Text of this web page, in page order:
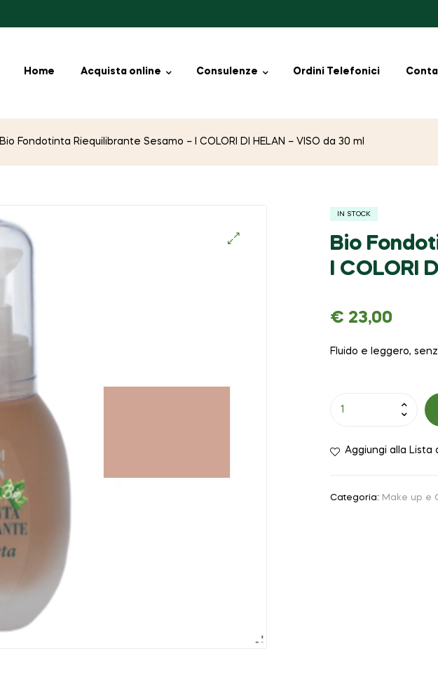
Home Acquista online Consulenze Ordini Telefonici
Bio Fondotinta Riequilibrante Sesamo – I COLORI DI HELAN – VISO da 30 ml
IN STOCK
Bio
I COLORI
€ 23,00
Fluido e leggero,
Aggiungi alla Lista
Categoria: Make up e